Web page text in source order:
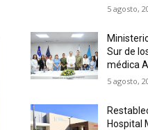
5 agosto,
Sur de
médica
5 agosto,
Hospital